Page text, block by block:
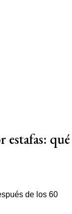
estafas: qué